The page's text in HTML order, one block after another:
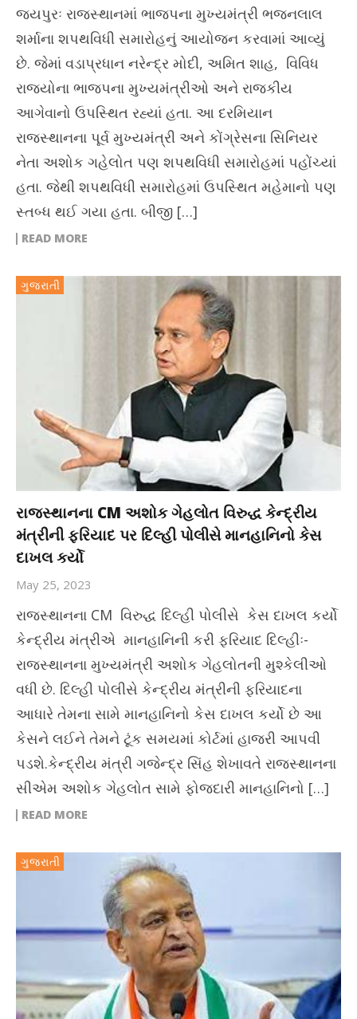
જયપુરઃ રાજસ્થાનમાં ભાજપના મુખ્યમંત્રી ભજનલાલ
શર્માના શપથવિધી સમારોહનું આયોજન કરવામાં આવ્યું
છે. જેમાં વડાપ્રધાન નરેન્દ્ર મોદી, અમિત શાહ, વિવિધ
રાજ્યોના ભાજપના મુખ્યમંત્રીઓ અને રાજકીય
આગેવાનો ઉપસ્થિત રહ્યાં હતા. આ દરમિયાન
રાજસ્થાનના પૂર્વ મુખ્યમંત્રી અને કોંગ્રેસના સિનિયર
નેતા અશોક ગહેલોત પણ શપથવિધી સમારોહમાં પહોંચ્યાં
હતા. જેથી શપથવિધી સમારોહમાં ઉપસ્થિત મહેમાનો પણ
સ્તબ્ધ થઈ ગયા હતા. બીજી […]
READ MORE
ગુજરાતી
રાજસ્થાનના CM અશોક ગેહલોત વિરુદ્ધ કેન્દ્રીય
મંત્રીની ફરિયાદ પર દિલ્હી પોલીસે માનહાનિનો કેસ
દાખલ કર્યો
May 25, 2023
રાજસ્થાનના CM વિરુદ્ધ દિલ્હી પોલીસે કેસ દાખલ કર્યો
કેન્દ્રીય મંત્રીએ માનહાનિની કરી ફરિયાદ દિલ્હીઃ-
રાજસ્થાનના મુખ્યમંત્રી અશોક ગેહલોતની મુશ્કેલીઓ
વધી છે. દિલ્હી પોલીસે કેન્દ્રીય મંત્રીની ફરિયાદના
આધારે તેમના સામે માનહાનિનો કેસ દાખલ કર્યો છે આ
કેસને લઈને તેમને ટૂંક સમયમાં કોર્ટમાં હાજરી આપવી
પડશે.કેન્દ્રીય મંત્રી ગજેન્દ્ર સિંહ શેખાવતે રાજસ્થાનના
સીએમ અશોક ગેહલોત સામે ફોજદારી માનહાનિનો […]
READ MORE
ગુજરાતી